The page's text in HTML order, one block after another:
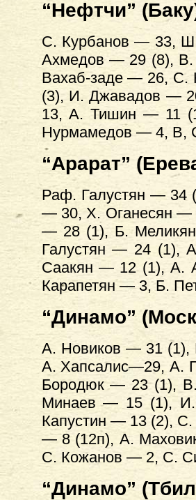
“Нефтчи”
С. Курбанов — 33,
Ахмедов — 29 (8),
Вахаб-заде — 26,
(3), И. Джавадов —
13, А. Тишин — 11
Нурмамедов — 4, В,
“Арарат”
Раф. Галустян — 34
— 30, X. Оганесян —
— 28 (1), Б.
Галустян — 24 (1),
Саакян — 12 (1), А.
Карапетян — 3, Б.
“Динамо”
А. Новиков — 31 (1),
А. Хапсалис—29, А.
Бородюк — 23 (1),
Минаев — 15 (1),
Капустин — 13 (2),
— 8 (12п), А.
С. Кожанов — 2, С.
“Динамо”